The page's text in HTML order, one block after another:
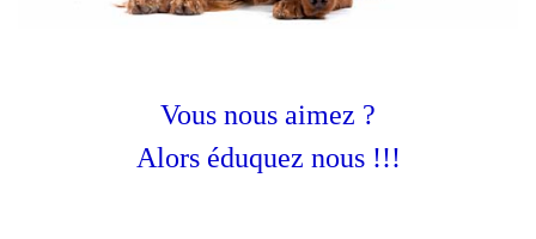
Vous nous aimez ?
Alors éduquez nous !!!